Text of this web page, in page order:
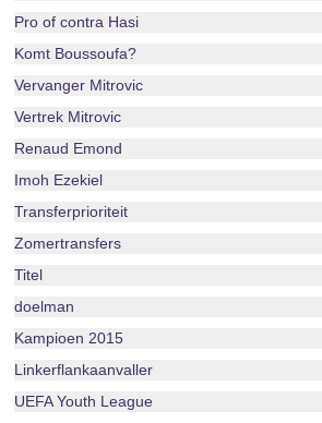
Pro of contra Hasi
Komt Boussoufa?
Vervanger Mitrovic
Vertrek Mitrovic
Renaud Emond
Imoh Ezekiel
Transferprioriteit
Zomertransfers
Titel
doelman
Kampioen 2015
Linkerflankaanvaller
UEFA Youth League